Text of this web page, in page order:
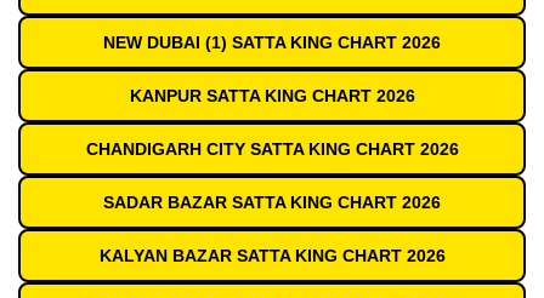
NEW DUBAI (1) SATTA KING CHART 2026
KANPUR SATTA KING CHART 2026
CHANDIGARH CITY SATTA KING CHART 2026
SADAR BAZAR SATTA KING CHART 2026
KALYAN BAZAR SATTA KING CHART 2026